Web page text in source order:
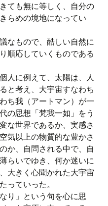
ても無に等しく、自分の
らめの境地になってい
なもので、酷しい自然に
順応していくものである
人に例えて、太陽は、人
と考え、大宇宙すなわち
ち我（アートマン）が一
の思想「梵我一如」をう
な世界であるか、実感さ
気以上の物質的な豊かさ
か、自問される中で、自
らいでゆき、何か迷いに
大きく心聞かれた大宇宙
っていった。
り」という句を心に思